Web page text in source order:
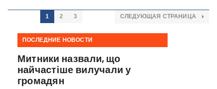
1 2 3 СЛЕДУЮЩАЯ СТРАНИЦА
ПОСЛЕДНИЕ НОВОСТИ
Митники назвали, що
найчастіше вилучали у
громадян